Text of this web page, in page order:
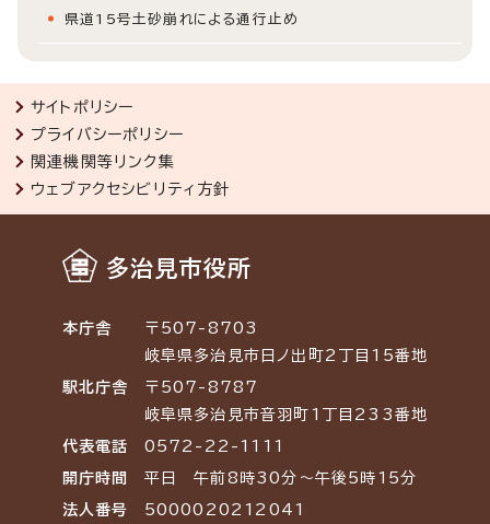
県道15号土砂崩れによる通行止め
サイトポリシー
プライバシーポリシー
関連機関等リンク集
ウェブアクセシビリティ方針
多治見市役所
本庁舎
〒507-8703
岐阜県多治見市日ノ出町2丁目15番地
駅北庁舎
〒507-8787
岐阜県多治見市音羽町1丁目233番地
代表電話 0572-22-1111
開庁時間 平日 午前8時30分～午後5時15分
法人番号 5000020212041